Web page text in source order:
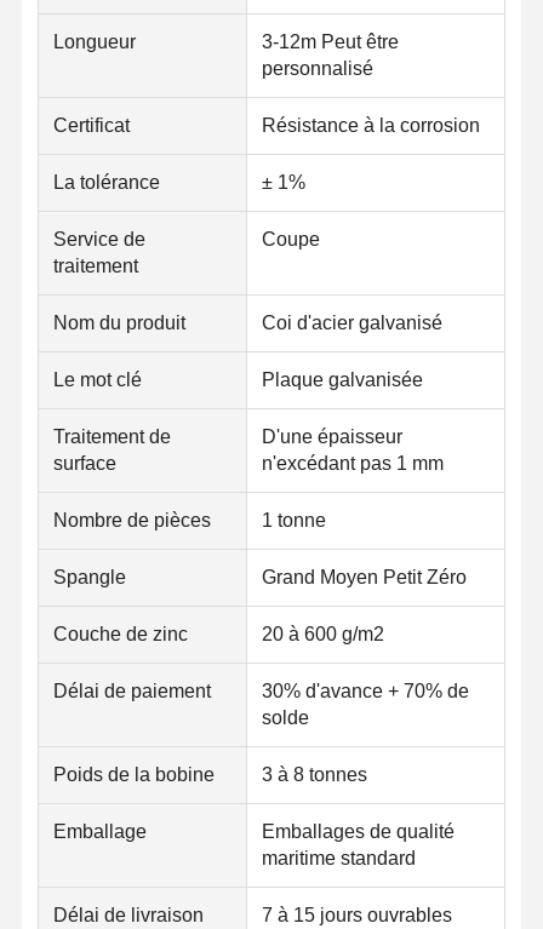
Aperçu
A Propos De
Nous
Visite D'usine
Contrôle De
Nouvelles
Tuyaux d'acier sans couture
Pièces en acier inoxydable
Pièces en acier de précision
Des bobines galvanisées
D'une épaisseur n'excédant pas 1 mm
Longueur
3-12m Peut être
personnalisé
Certificat Résistance à la corrosion
La tolérance ± 1%
Service de
traitement
Coupe
Nom du produit Coi d'acier galvanisé
Le mot clé Plaque galvanisée
Traitement de
surface
D'une épaisseur
n'excédant pas 1 mm
Nombre de pièces 1 tonne
Spangle Grand Moyen Petit Zéro
Couche de zinc 20 à 600 g/m2
Délai de paiement
30% d'avance + 70% de
solde
Poids de la bobine 3 à 8 tonnes
Emballage
Emballages de qualité
maritime standard
Délai de livraison 7 à 15 jours ouvrables